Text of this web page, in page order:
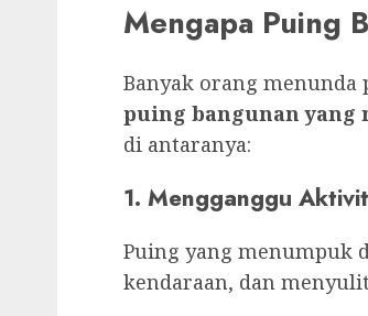
Mengapa Puing
Banyak orang menunda
puing bangunan yang
di antaranya:
1. Mengganggu
Puing yang menumpuk
kendaraan, dan